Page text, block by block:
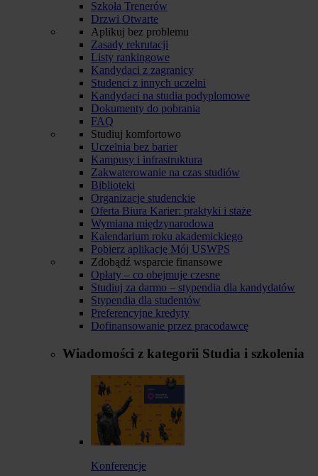
Szkoła Trenerów
Drzwi Otwarte
Aplikuj bez problemu
Zasady rekrutacji
Listy rankingowe
Kandydaci z zagranicy
Studenci z innych uczelni
Kandydaci na studia podyplomowe
Dokumenty do pobrania
FAQ
Studiuj komfortowo
Uczelnia bez barier
Kampusy i infrastruktura
Zakwaterowanie na czas studiów
Biblioteki
Organizacje studenckie
Oferta Biura Karier: praktyki i staże
Wymiana międzynarodowa
Kalendarium roku akademickiego
Pobierz aplikację Mój USWPS
Zdobądź wsparcie finansowe
Opłaty – co obejmuje czesne
Studiuj za darmo – stypendia dla kandydatów
Stypendia dla studentów
Preferencyjne kredyty
Dofinansowanie przez pracodawcę
Wiadomości z kategorii Studia i szkolenia
Konferencje